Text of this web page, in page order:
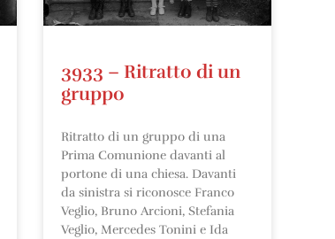
3933 – Ritratto di un
gruppo
Ritratto di un gruppo di una
Prima Comunione davanti al
portone di una chiesa. Davanti
da sinistra si riconosce Franco
Veglio, Bruno Arcioni, Stefania
Veglio, Mercedes Tonini e Ida